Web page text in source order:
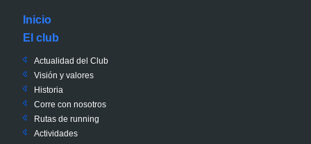
Inicio
El club
Actualidad del Club
Visión y valores
Historia
Corre con nosotros
Rutas de running
Actividades